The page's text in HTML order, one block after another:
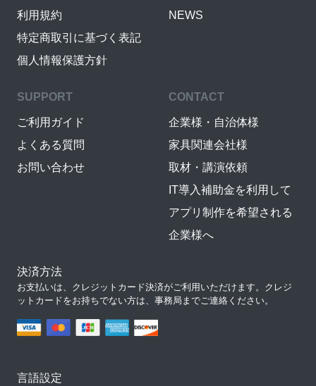
利用規約
特定商取引に基づく表記
個人情報保護方針
NEWS
SUPPORT
ご利用ガイド
よくある質問
お問い合わせ
CONTACT
企業様・自治体様
家具関連会社様
取材・講演依頼
IT導入補助金を利用して
アプリ制作を希望される
企業様へ
決済方法
お支払いは、クレジットカード決済がご利用いただけます。クレジ
ットカードをお持ちでない方は、事務局までご連絡ください。
言語設定